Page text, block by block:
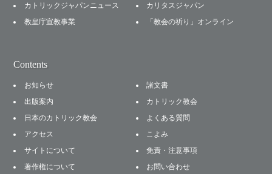
カトリックジャパンニュース
カリタスジャパン
教皇庁宣教事業
「教会の祈り」オンライン
Contents
お知らせ
諸文書
出版案内
カトリック教会
日本のカトリック教会
よくある質問
アクセス
こよみ
サイトについて
免責・注意事項
著作権について
お問い合わせ